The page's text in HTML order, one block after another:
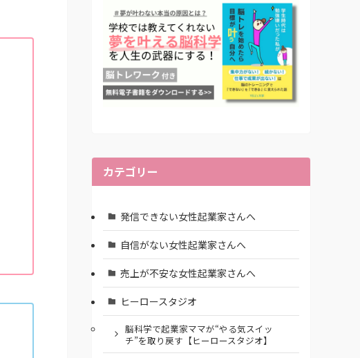
カテゴリー
発信できない女性起業家さんへ
自信がない女性起業家さんへ
売上が不安な女性起業家さんへ
ヒーロースタジオ
脳科学で起業家ママが“やる気スイッ
チ”を取り戻す【ヒーロースタジオ】